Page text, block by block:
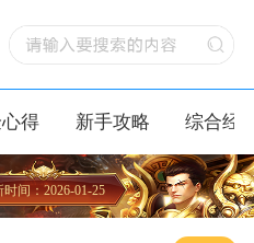
得 新手攻略 综合经
时间：2026-01-25